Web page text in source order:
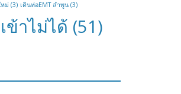
หม่ (3) เดินท่อEMT ลำพูน (3)
ข้าไม่ได้ (51)